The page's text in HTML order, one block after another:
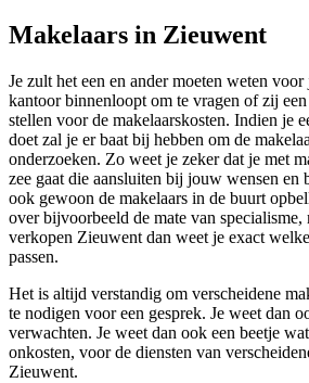
Makelaars in Zieuwent
Je zult het een en ander moeten weten voor
kantoor binnenloopt om te vragen of zij
stellen voor de makelaarskosten. Indien je
doet zal je er baat bij hebben om de
onderzoeken. Zo weet je zeker dat je met
zee gaat die aansluiten bij jouw wensen en
ook gewoon de makelaars in de buurt
over bijvoorbeeld de mate van
verkopen Zieuwent dan weet je exact
passen.
Het is altijd verstandig om verscheidene
te nodigen voor een gesprek. Je weet dan
verwachten. Je weet dan ook een beetje
onkosten, voor de diensten van
Zieuwent.